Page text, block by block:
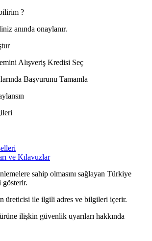
?
anında onaylanır.
Alışveriş Kredisi Seç
Başvurunu Tamamla
ve Kılavuzlar
sahip olmasını sağlayan Türkiye
üreticisi ile ilgili adres ve bilgileri içerir.
ilişkin güvenlik uyarıları hakkında